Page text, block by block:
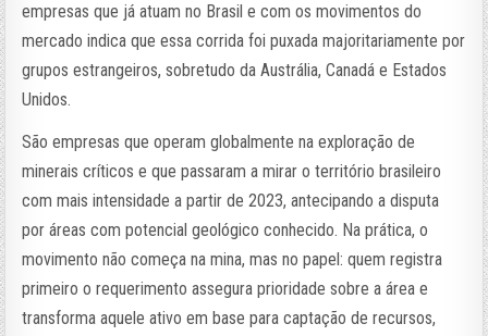
empresas que já atuam no Brasil e com os movimentos do
mercado indica que essa corrida foi puxada majoritariamente por
grupos estrangeiros, sobretudo da Austrália, Canadá e Estados
Unidos.
São empresas que operam globalmente na exploração de
minerais críticos e que passaram a mirar o território brasileiro
com mais intensidade a partir de 2023, antecipando a disputa
por áreas com potencial geológico conhecido. Na prática, o
movimento não começa na mina, mas no papel: quem registra
primeiro o requerimento assegura prioridade sobre a área e
transforma aquele ativo em base para captação de recursos,